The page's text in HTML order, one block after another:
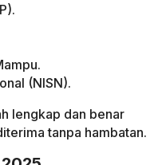
(NISN).
lengkap dan benar
tanpa hambatan.